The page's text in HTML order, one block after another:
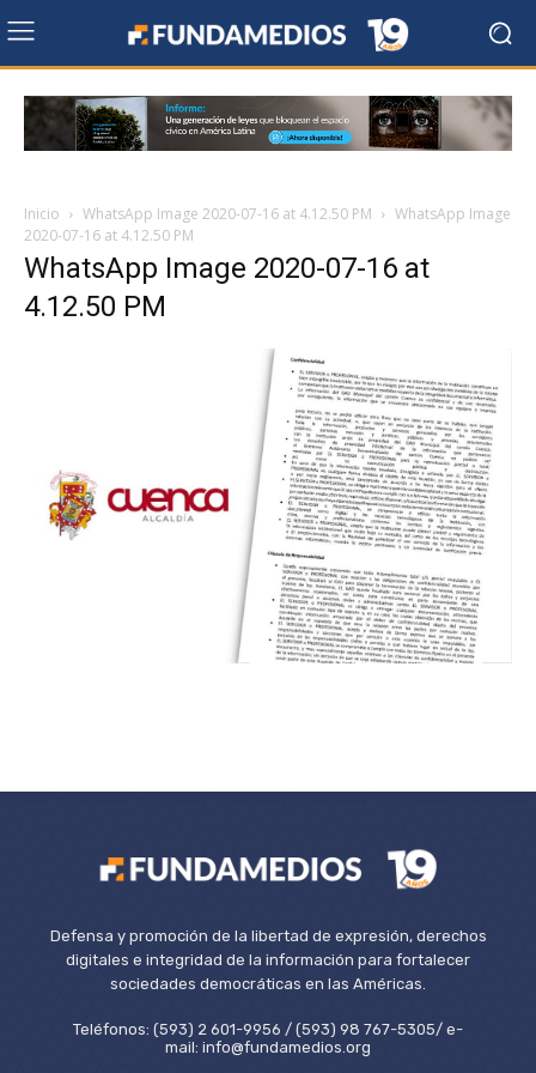
Inicio WhatsApp Image 2020-07-16 at 4.12.50 PM
WhatsApp Image
2020-07-16 at 4.12.50 PM
WhatsApp Image 2020-07-16 at
4.12.50 PM
Defensa y promoción de la libertad de expresión, derechos
digitales e integridad de la información para fortalecer
sociedades democráticas en las Américas.
Teléfonos: (593) 2 601-9956 / (593) 98 767-5305/ e-
mail: info@fundamedios.org